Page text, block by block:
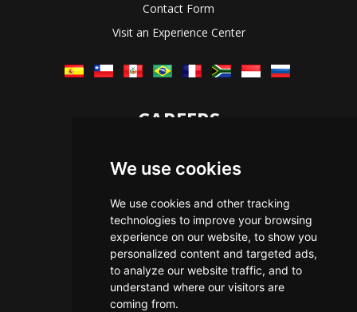
We use cookies
We use cookies and other tracking
technologies to improve your browsing
experience on our website, to show you
personalized content and targeted ads,
to analyze our website traffic, and to
understand where our visitors are
coming from.
Contact Form
Visit an Experience Center
CAREERS
The Immersive Way
Benefits You Receive
Applying For a Position
Equal Opportunity